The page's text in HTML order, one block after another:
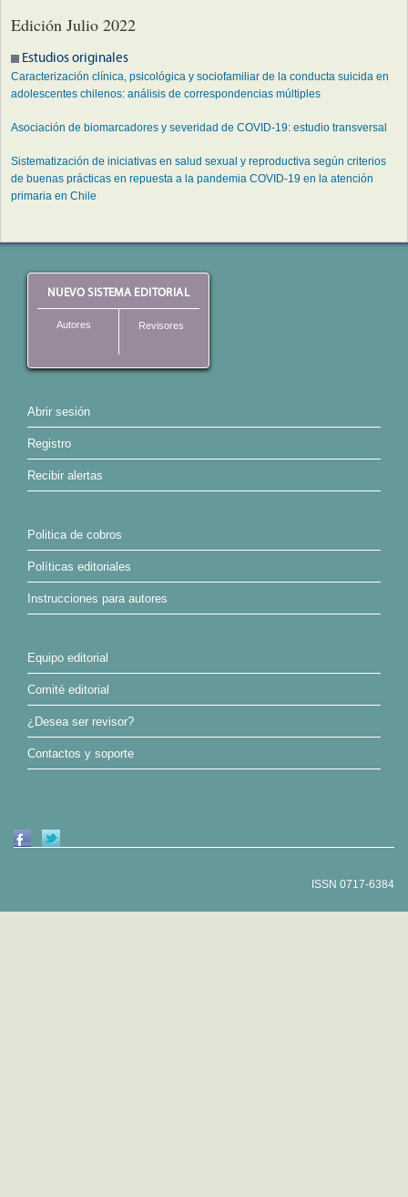
Edición Julio 2022
Estudios originales
Caracterización clínica, psicológica y sociofamiliar de la conducta suicida en
adolescentes chilenos: análisis de correspondencias múltiples
Asociación de biomarcadores y severidad de COVID-19: estudio transversal
Sistematización de iniciativas en salud sexual y reproductiva según criterios
de buenas prácticas en repuesta a la pandemia COVID-19 en la atención
primaria en Chile
NUEVO SISTEMA EDITORIAL
Autores Revisores
Abrir sesión
Registro
Recibir alertas
Politica de cobros
Políticas editoriales
Instrucciones para autores
Equipo editorial
Comité editorial
¿Desea ser revisor?
Contactos y soporte
ISSN 0717-6384